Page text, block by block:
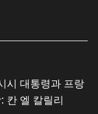
시 대통령과 프랑
칸 엘 칼릴리